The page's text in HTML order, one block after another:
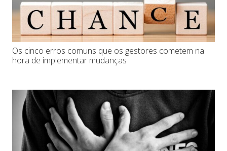
Os cinco erros comuns que os gestores cometem na
hora de implementar mudanças